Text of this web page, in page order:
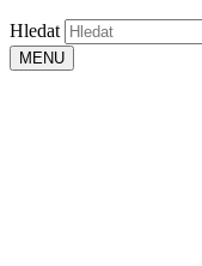
Hledat
MENU